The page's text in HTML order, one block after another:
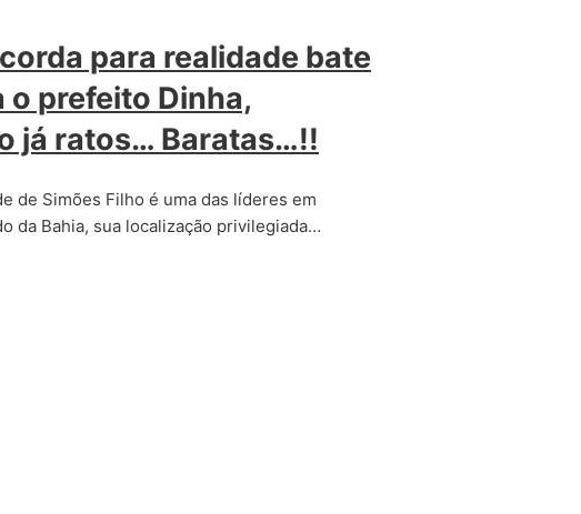
para realidade bate
prefeito Dinha,
já ratos… Baratas…!!
de Simões Filho é uma das líderes em
da Bahia, sua localização privilegiada…